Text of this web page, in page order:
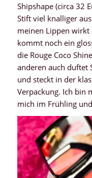
Shipshape (circa 32
Stift viel knalliger
meinen Lippen wirkt
kommt noch ein
die Rouge Coco
anderen auch duftet
und steckt in der
Verpackung. Ich bin
mich im Frühling